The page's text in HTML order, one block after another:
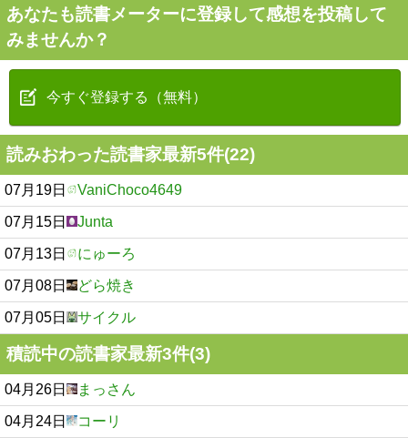
あなたも読書メーターに登録して感想を投稿して
みませんか？
今すぐ登録する（無料）
読みおわった読書家最新5件(22)
07月19日 VaniChoco4649
07月15日 Junta
07月13日 にゅーろ
07月08日 どら焼き
07月05日 サイクル
積読中の読書家最新3件(3)
04月26日 まっさん
04月24日 コーリ